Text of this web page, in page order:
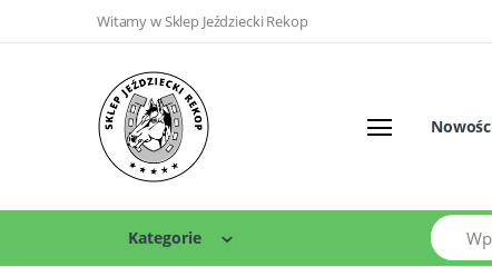
Witamy w Sklep Jeździecki Rekop
Kategorie
Szukaj